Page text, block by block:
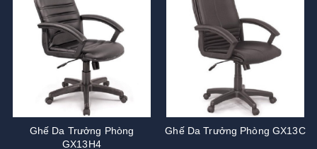
Ghế Da Trưởng Phòng
GX13H4
Ghế Da Trưởng Phòng GX13C